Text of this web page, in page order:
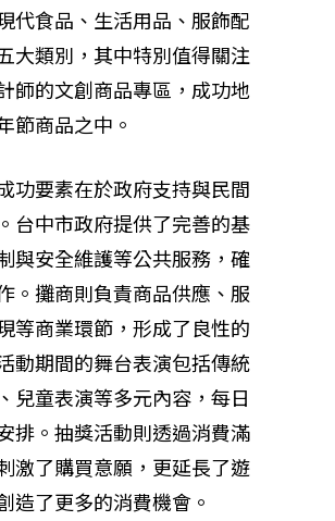
代食品、生活用品、服飾配
大類別，其中特別值得關注
師的文創商品專區，成功地
節商品之中。
功要素在於政府支持與民間
台中市政府提供了完善的基
與安全維護等公共服務，確
。攤商則負責商品供應、服
等商業環節，形成了良性的
動期間的舞台表演包括傳統
兒童表演等多元內容，每日
排。抽獎活動則透過消費滿
激了購買意願，更延長了遊
造了更多的消費機會。